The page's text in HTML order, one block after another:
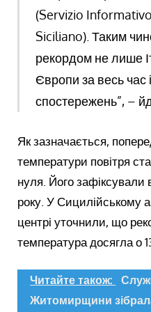
(Servizio
Siciliano). Таким
рекордом не лише
Європи за весь час
спостережень”, –
Як зазначається,
температури повітря
нуля. Його зафіксували
року. У Сицилійському
центрі уточнили, що
температура досягла о
Читайте також:
Житомирщини